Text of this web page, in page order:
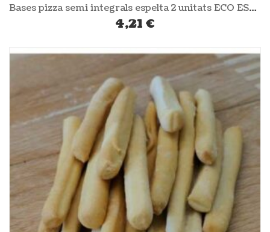
Bases pizza semi integrals espelta 2 unitats ECO ESPELTA
4,21 €